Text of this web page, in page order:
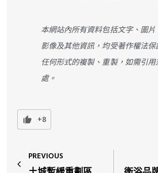
本網站內所有資料包括文字、圖片
影像及其他資訊，均受著作權法保
任何形式的複製、重製，如需引用
處。
+8
PREVIOUS